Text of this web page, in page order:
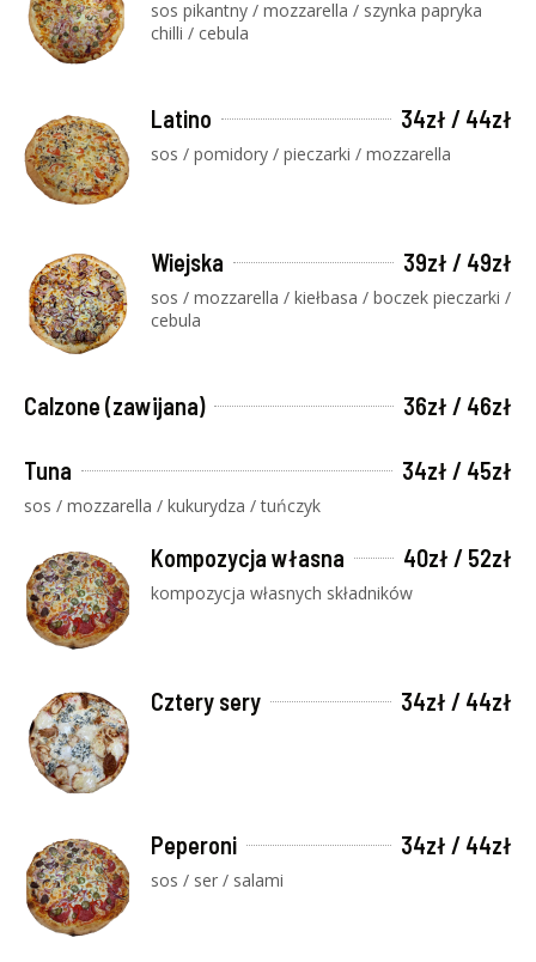
sos pikantny / mozzarella / szynka papryka
chilli / cebula
Latino 34zł / 44zł
sos / pomidory / pieczarki / mozzarella
Wiejska 39zł / 49zł
sos / mozzarella / kiełbasa / boczek pieczarki /
cebula
Calzone (zawijana) 36zł / 46zł
Tuna 34zł / 45zł
sos / mozzarella / kukurydza / tuńczyk
Kompozycja własna 40zł / 52zł
kompozycja własnych składników
Cztery sery 34zł / 44zł
Peperoni 34zł / 44zł
sos / ser / salami